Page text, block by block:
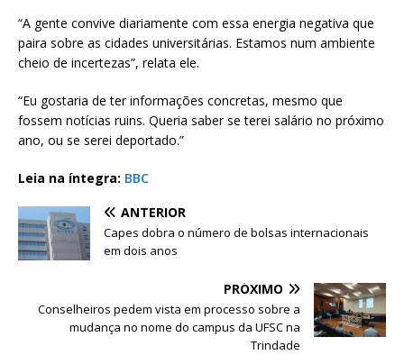
“A gente convive diariamente com essa energia negativa que
paira sobre as cidades universitárias. Estamos num ambiente
cheio de incertezas”, relata ele.
“Eu gostaria de ter informações concretas, mesmo que
fossem notícias ruins. Queria saber se terei salário no próximo
ano, ou se serei deportado.”
Leia na íntegra: BBC
ANTERIOR
Capes dobra o número de bolsas internacionais
em dois anos
PRÓXIMO
Conselheiros pedem vista em processo sobre a
mudança no nome do campus da UFSC na
Trindade